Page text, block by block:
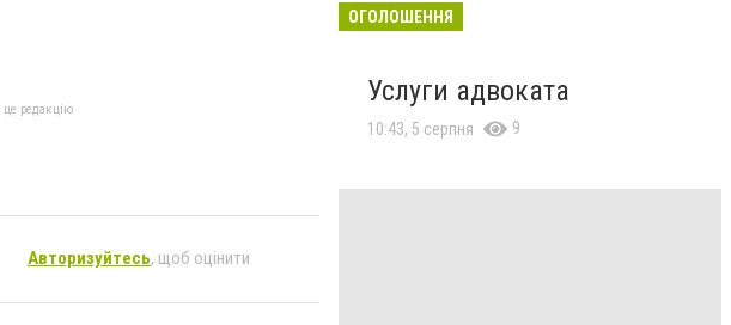
це редакцію
Авторизуйтесь, щоб оцінити
ОГОЛОШЕННЯ
Услуги адвоката
10:43, 5 серпня 9